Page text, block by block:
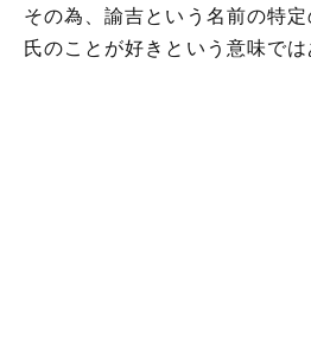
その為、諭吉という名前の特
氏のことが好きという意味では